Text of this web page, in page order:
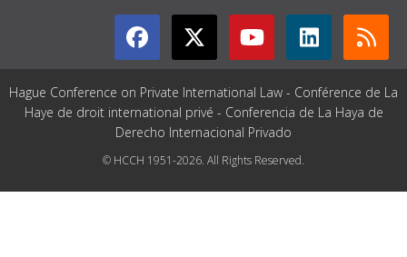
Hague Conference on Private International Law - Conférence de La
Haye de droit international privé - Conferencia de La Haya de
Derecho Internacional Privado
© HCCH 1951-2026. All Rights Reserved.